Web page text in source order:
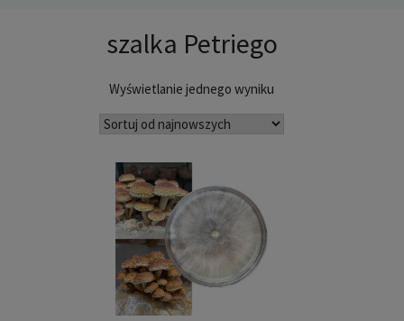
szalka Petriego
Wyświetlanie jednego wyniku